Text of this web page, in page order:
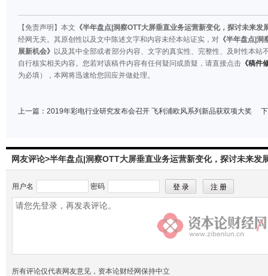
【免责声明】本文 《半年盘点|洞察OTT大屏垂直业务运营新变化，探讨未来发
经网无关。其原创性以及文中陈述文字和内容未经本站证实，对 《半年盘点|
展新机会》 以及其中全部或者部分内容、文字的真实性、完整性、及时性本站
自行核实相关内容。您若对该稿件内容有任何疑问或质疑，请直接点击 《稿件
为必填），本网将迅速给您回应并做处理。
上一篇： 2019年彩电行业研究发布会召开 飞利浦欧风系列新品获双项大奖
网友评论>半年盘点|洞察OTT大屏垂直业务运营新变化，探讨未来发
用户名 密码
所有评论仅代表网友意见，资本论财经网保持中立